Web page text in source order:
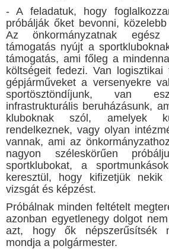
- A feladatuk, hogy
próbálják őket bevonni,
Az önkormányzatnak
támogatás nyújt a
támogatás, ami főleg a
költségeit fedezi. Van logisztikai
gépjárműveket a versenyekre
sportösztöndíjunk, van
infrastrukturális beruházásunk,
kluboknak szól, amelyek
rendelkeznek, vagy olyan
vannak, ami az
nagyon széleskörűen
sportklubokat, a
keresztül, hogy kifizetjük
vizsgát és képzést.
Próbálnak minden feltételt
azonban egyetlenegy dolgot
azt, hogy ők népszerűsítsék
mondja a polgármester.